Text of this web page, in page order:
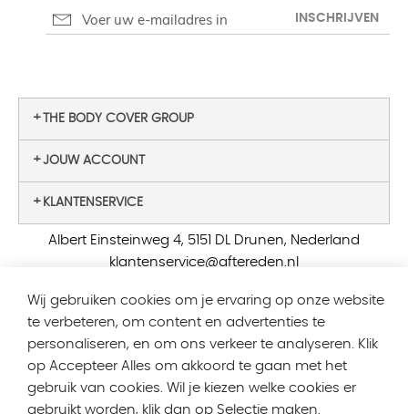
INSCHRIJVEN
THE BODY COVER GROUP
JOUW ACCOUNT
KLANTENSERVICE
Albert Einsteinweg 4, 5151 DL Drunen, Nederland
klantenservice@aftereden.nl
Prijzen inclusief BTW, exclusief verzendkosten
Lipscore Badge
Wij gebruiken cookies om je ervaring op onze website
te verbeteren, om content en advertenties te
personaliseren, en om ons verkeer te analyseren. Klik
op Accepteer Alles om akkoord te gaan met het
gebruik van cookies. Wil je kiezen welke cookies er
gebruikt worden, klik dan op Selectie maken.